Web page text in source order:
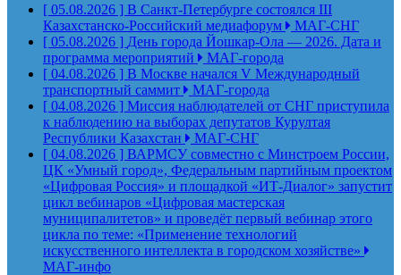
[ 05.08.2026 ] В Санкт-Петербурге состоялся III
Казахстанско-Российский медиафорум
МАГ-СНГ
[ 05.08.2026 ] День города Йошкар-Ола — 2026. Дата и
программа мероприятий
МАГ-города
[ 04.08.2026 ] В Москве начался V Международный
транспортный саммит
МАГ-города
[ 04.08.2026 ] Миссия наблюдателей от СНГ приступила
к наблюдению на выборах депутатов Курултая
Республики Казахстан
МАГ-СНГ
[ 04.08.2026 ] ВАРМСУ совместно с Минстроем России,
ЦК «Умный город», Федеральным партийным проектом
«Цифровая Россия» и площадкой «ИТ-Диалог» запустит
цикл вебинаров «Цифровая мастерская
муниципалитетов» и проведёт первый вебинар этого
цикла по теме: «Применение технологий
искусственного интеллекта в городском хозяйстве»
МАГ-инфо